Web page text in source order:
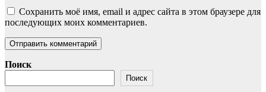
Сохранить моё имя, email и адрес сайта в этом браузере для
последующих моих комментариев.
Поиск
Поиск